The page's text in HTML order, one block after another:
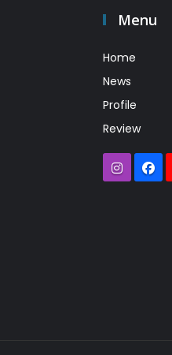
Menu
Home
News
Profile
Review